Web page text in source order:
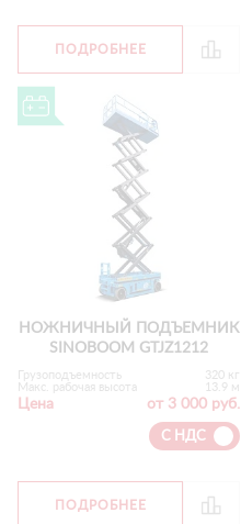
ПОДРОБНЕЕ
НОЖНИЧНЫЙ ПОДЪЕМНИК
SINOBOOM GTJZ1212
Грузоподъемность
320 кг
Макс. рабочая высота
13.9 м
Цена от 3 000 руб.
С НДС
ПОДРОБНЕЕ